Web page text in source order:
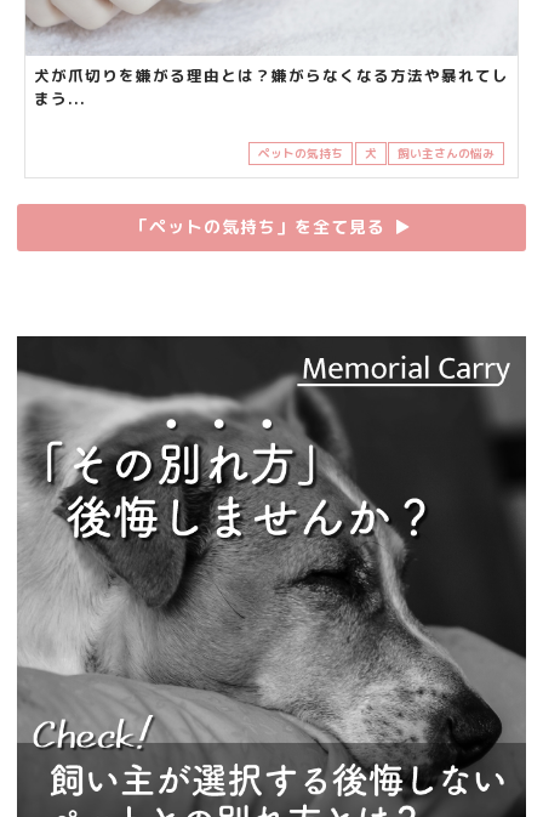
犬が爪切りを嫌がる理由とは？嫌がらなくなる方法や暴れてし
まう...
ペットの気持ち 犬 飼い主さんの悩み
「ペットの気持ち」を全て見る ▶︎